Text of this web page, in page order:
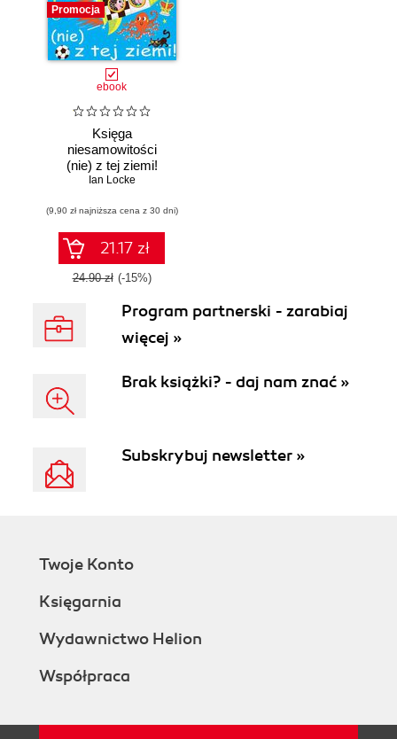
Promocja
ebook
Księga
niesamowitości
(nie) z tej ziemi!
Księga faktów
niezwykłych
Ian Locke
(9,90 zł najniższa cena z 30 dni)
21.17 zł
24.90 zł (-15%)
Program partnerski - zarabiaj
więcej »
Brak książki? - daj nam znać »
Subskrybuj newsletter »
Twoje Konto
Księgarnia
Wydawnictwo Helion
Współpraca